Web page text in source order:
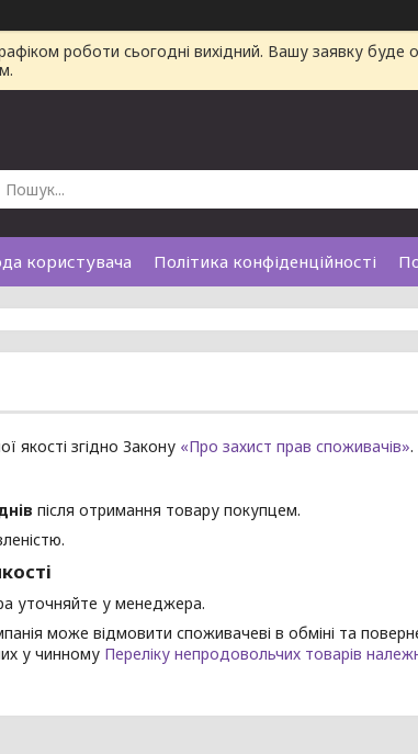
роботи сьогодні вихідний. Вашу заявку
користувача Політика конфіденційності
якості згідно Закону «Про захист прав споживачів».
після отримання товару покупцем.
уточняйте у менеджера.
може відмовити споживачеві в обміні та
у чинному Переліку непродовольчих товарів